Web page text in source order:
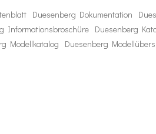
Duesenberg Dokumentation
Informationsbroschüre Duesenberg
Modellkatalog Duesenberg